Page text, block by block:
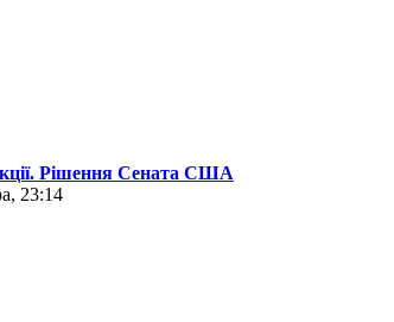
Рішення Сената США
23:14